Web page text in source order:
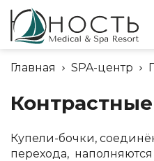
+375
Отдел
+375
Главная SPA-центр
Купели-бочки,
перехода,